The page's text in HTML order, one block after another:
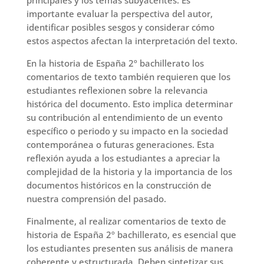
importante evaluar la perspectiva del autor,
identificar posibles sesgos y considerar cómo
estos aspectos afectan la interpretación del texto.
En la historia de España 2º bachillerato los
comentarios de texto también requieren que los
estudiantes reflexionen sobre la relevancia
histórica del documento. Esto implica determinar
su contribución al entendimiento de un evento
específico o periodo y su impacto en la sociedad
contemporánea o futuras generaciones. Esta
reflexión ayuda a los estudiantes a apreciar la
complejidad de la historia y la importancia de los
documentos históricos en la construcción de
nuestra comprensión del pasado.
Finalmente, al realizar comentarios de texto de
historia de España 2º bachillerato, es esencial que
los estudiantes presenten sus análisis de manera
coherente y estructurada. Deben sintetizar sus